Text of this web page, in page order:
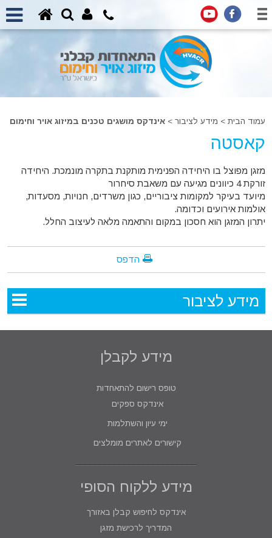
עמוד הבית > מידע לציבור >אינדקס מושגים טכנים במיזוג אויר וחימום
קאסטה
מזגן מפוצל בו היחידה הפנימית מותקנת בתקרה מונמכת. היחידה
זורקת 4 כיוונים מגיעה עם משאבת סיחרור
מיועד בעיקר למקומות ציבוריים, כגון משרדים, חנויות, מסעדות,
אולמות אירועים וכדומה.
יתרון המזגן הוא חסכון במקום והתאמה מלאה לעיצוב החלל.
הדפס
מידע לציבור
מידע לקבלן
טופס רישום להתאחדות
אינדקס ספקים
ימי עיון והשתלמות
קישורים לאתרים מומלצים
מידע ללקוח הסופי
אינדקס לחיפוש קבלן באזורך
המדריך לרכישת מזגן